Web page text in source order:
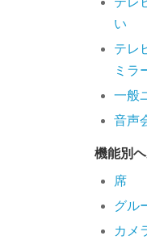
い
テレ
ミラ
一般
音声
機能別
席
グル
カメ